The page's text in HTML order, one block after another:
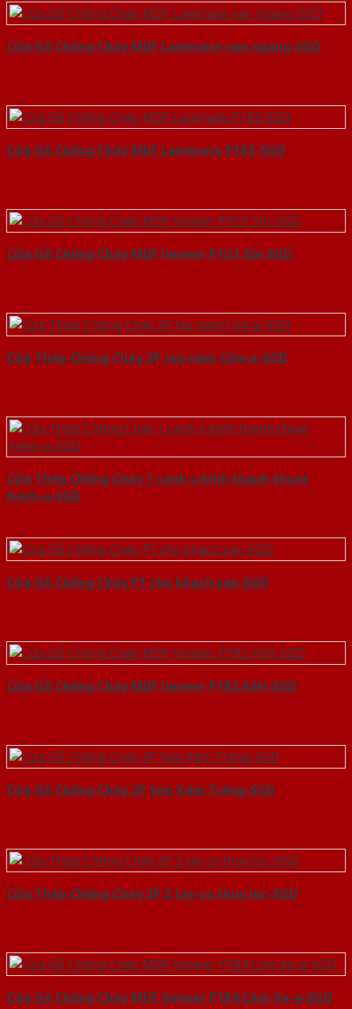
Cửa Gỗ Chống Cháy MDF Laminate van ngang-SGD
Cửa Gỗ Chống Cháy MDF Laminate P1R2-SGD
Cửa Gỗ Chống Cháy MDF Veneer P1G1 Sồi-SGD
Cửa Thép Chống Cháy 2P tay nam Cửa-a-SGD
Cửa Thép Chống Cháy 1 canh o kinh thanh thoat
hiem-a-SGD
Cửa Gỗ Chống Cháy P1 cho khach san-SGD
Cửa Gỗ Chống Cháy MDF Veneer P1R2 ASH-SGD
Cửa Gỗ Chống Cháy 2P Sơn Xám Trắng-SGD
Cửa Thép Chống Cháy 2P 2 tay co thuy luc-SGD
Cửa Gỗ Chống Cháy MDF Veneer P1R4 Căm Xe-a-SGD